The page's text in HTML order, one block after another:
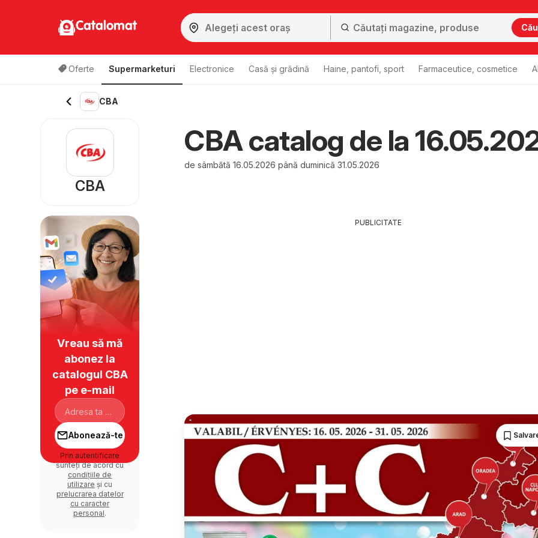
Catalomat
Oferte Supermarketuri Electronice Casă și grădină Haine, pantofi, sport Farmaceutice, cosmetice
CBA
CBA catalog de la
de sâmbătă 16.05.2026 până duminică 31.05.2026
PUBLICITATE
CBA
Vreau să mă
abonez la
catalogul CBA
pe e-mail
Abonează-te
Prin autentificare
sunteți de acord cu
condițiile de
utilizare și cu
prelucrarea datelor
cu caracter
personal.